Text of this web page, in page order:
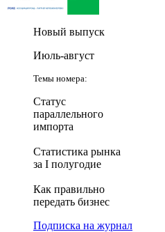
Новый выпуск
Июль-август
Темы номера:
Статус
параллельного
импорта
Статистика рынка
за I полугодие
Как правильно
передать бизнес
Подписка на журнал